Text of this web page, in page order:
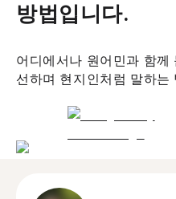
방법입니다.
어디에서나 원어민과 함께
선하며 현지인처럼 말하는